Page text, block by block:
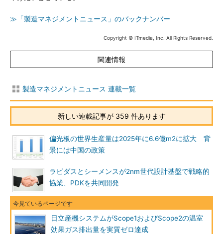
≫「製造マネジメントニュース」のバックナンバー
Copyright © ITmedia, Inc. All Rights Reserved.
関連情報
製造マネジメントニュース 連載一覧
新しい連載記事が 359 件あります
偏光板の世界生産量は2025年に6.6億m2に拡大 背
景には中国の政策
ラピダスとシーメンスが2nm世代設計基盤で戦略的
協業、PDKを共同開発
日立産機システムがScope1およびScope2の温室
効果ガス排出量を実質ゼロ達成